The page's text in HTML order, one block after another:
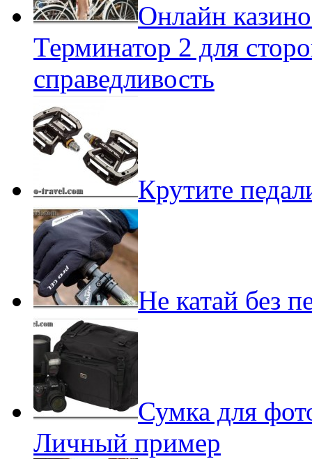
Онлайн
Терминатор 2 для
справедливость
Крутите
Не катай без
Сумка для
Личный пример